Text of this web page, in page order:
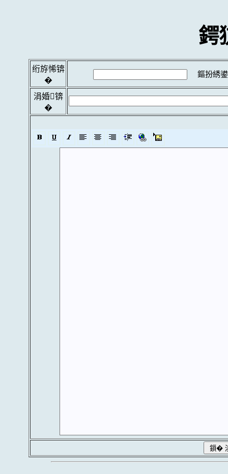
鍔
绗斿悕锛
�
鏂扮綉
涓婚锛
�